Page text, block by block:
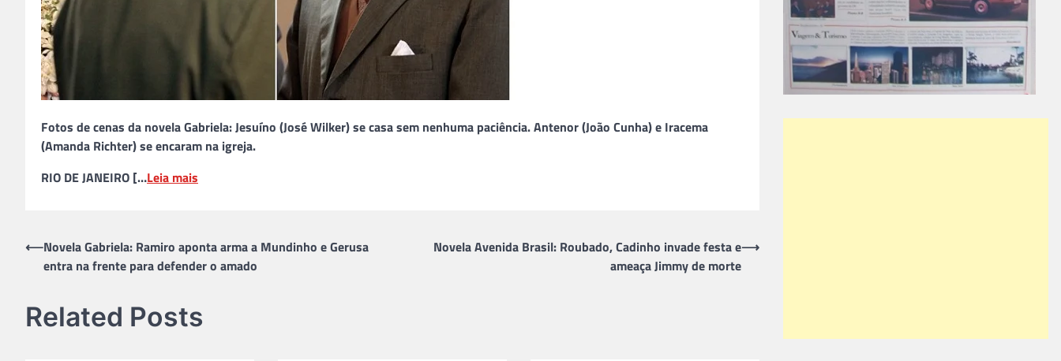
Fotos de cenas da novela Gabriela: Jesuíno (José Wilker) se casa sem nenhuma paciência. Antenor (João Cunha) e Iracema
(Amanda Richter) se encaram na igreja.
RIO DE JANEIRO […Leia mais
Navegação
⟵Novela Gabriela: Ramiro aponta arma a Mundinho e Gerusa
entra na frente para defender o amado
Novela Avenida Brasil: Roubado, Cadinho invade festa e
ameaça Jimmy de morte
⟶
Related Posts